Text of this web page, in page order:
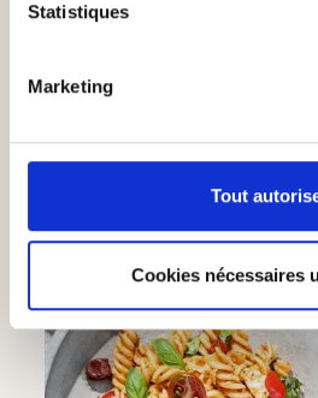
Statistiques
Marketing
Tout
Cookies nécessaires